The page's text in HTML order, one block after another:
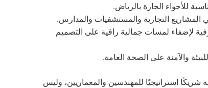
للأجواء الحارة بالرياض.
المشاريع التجارية والمستشفيات والمدارس.
لإضفاء لمسات جمالية راقية على التصميم
والآمنة على الصحة العامة.
شريكًا استراتيجيًا للمهندسين والمعماريين، وليس